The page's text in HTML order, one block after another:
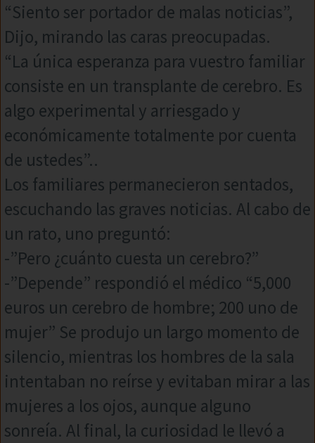
“Siento ser portador de malas noticias”,
Dijo, mirando las caras preocupadas.
“La única esperanza para vuestro familiar
consiste en un transplante de cerebro. Es
algo experimental y arriesgado y
económicamente totalmente por cuenta
de ustedes”..
Los familiares permanecieron sentados,
escuchando las graves noticias. Al cabo de
un rato, uno preguntó:
-”Pero ¿cuánto cuesta un cerebro?”
-”Depende” respondió el médico “5,000
euros un cerebro de hombre; 200 uno de
mujer” Se produjo un largo momento de
silencio, mientras los hombres de la sala
intentaban no reírse y evitaban mirar a las
mujeres a los ojos, aunque alguno
sonreía. Al final, la curiosidad le llevó a